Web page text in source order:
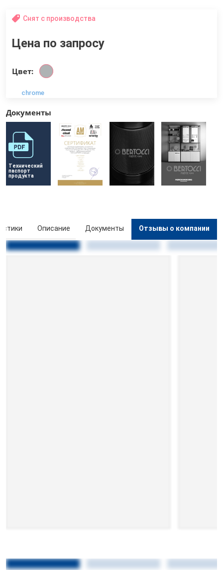
Снят с производства
Цена по запросу
Цвет:
chrome
Документы
Технический
паспорт
продукта
Описание Документы Отзывы о компании